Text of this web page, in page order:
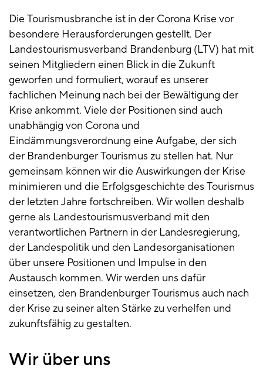
Die Tourismusbranche ist in der Corona Krise vor
besondere Herausforderungen gestellt. Der
Landestourismusverband Brandenburg (LTV) hat mit
seinen Mitgliedern einen Blick in die Zukunft
geworfen und formuliert, worauf es unserer
fachlichen Meinung nach bei der Bewältigung der
Krise ankommt. Viele der Positionen sind auch
unabhängig von Corona und
Eindämmungsverordnung eine Aufgabe, der sich
der Brandenburger Tourismus zu stellen hat. Nur
gemeinsam können wir die Auswirkungen der Krise
minimieren und die Erfolgsgeschichte des Tourismus
der letzten Jahre fortschreiben. Wir wollen deshalb
gerne als Landestourismusverband mit den
verantwortlichen Partnern in der Landesregierung,
der Landespolitik und den Landesorganisationen
über unsere Positionen und Impulse in den
Austausch kommen. Wir werden uns dafür
einsetzen, den Brandenburger Tourismus auch nach
der Krise zu seiner alten Stärke zu verhelfen und
zukunftsfähig zu gestalten.
Wir über uns